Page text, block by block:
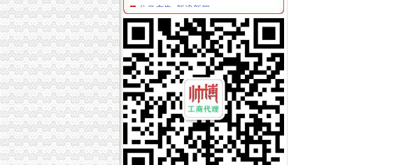
天津新会里装修
家电修理店怎么开？-【设计本有问必答】
注册公司税务登记流程及费用.pdf
上海海外公司注册：2016注册公司好的选择-上海爱问分类
无锡市场：南长区五爱路代办公司证件税务登记公司注册代理记账
《税务知识大全》
代理记账_常州银通代理记账价格|代理记账_常州银通代理记账型号规格
北京市门头沟区为民服务中心
800元起优惠注册各区公司批增值税-上海58同城
分类广告_资讯频道_凤凰网
温州店面装饰哪家效果好？_商场装修|一起网装修